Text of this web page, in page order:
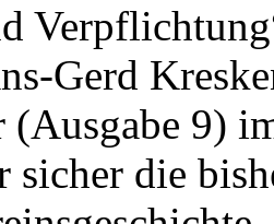
Gerd
9)
sicher die